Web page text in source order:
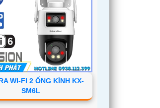
WI-FI 2 ỐNG KÍNH KX-
SM6L